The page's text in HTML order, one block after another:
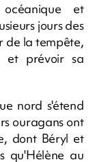
océanique et
jours des
de la tempête,
et prévoir sa
nord s'étend
ouragans ont
dont Béryl et
qu'Hélène au